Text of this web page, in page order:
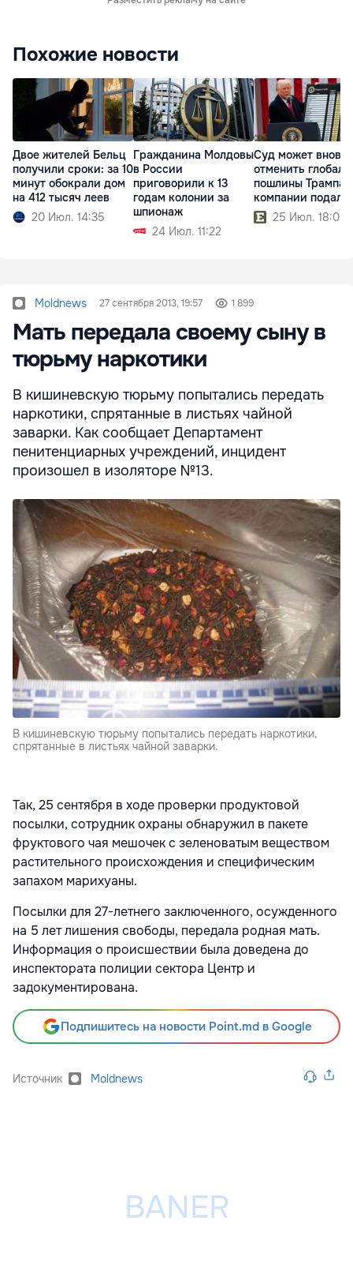
Похожие новости
Двое жителей Бельц
получили сроки: за 10
минут обокрали дом
на 412 тысяч леев
20 Июл. 14:35
Гражданина Молдовы
в России
приговорили к 13
годам колонии за
шпионаж
24 Июл. 11:22
Суд может вновь
отменить
пошлины Трампа:
компании подали
25 Июл. 18:00
Moldnews 27 сентября 2013, 19:57 1 899
Мать передала своему сыну в
тюрьму наркотики
В кишиневскую тюрьму попытались передать
наркотики, спрятанные в листьях чайной
заварки. Как сообщает Департамент
пенитенциарных учреждений, инцидент
произошел в изоляторе №13.
В кишиневскую тюрьму попытались передать наркотики,
спрятанные в листьях чайной заварки.
Так, 25 сентября в ходе проверки продуктовой
посылки, сотрудник охраны обнаружил в пакете
фруктового чая мешочек с зеленоватым веществом
растительного происхождения и специфическим
запахом марихуаны.
Посылки для 27-летнего заключенного, осужденного
на 5 лет лишения свободы, передала родная мать.
Информация о происшествии была доведена до
инспектората полиции сектора Центр и
задокументирована.
Подпишитесь на новости Point.md в Google
Источник Moldnews